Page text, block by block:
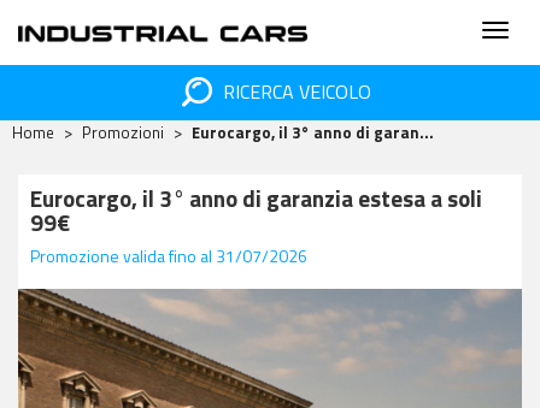
RICERCA VEICOLO
Home Promozioni Eurocargo, il 3° anno di garan...
Eurocargo, il 3° anno di garanzia estesa a soli
99€
Promozione valida fino al 31/07/2026